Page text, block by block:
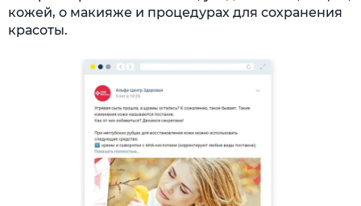
кожей, о макияже и процедурах для сохранения
красоты.